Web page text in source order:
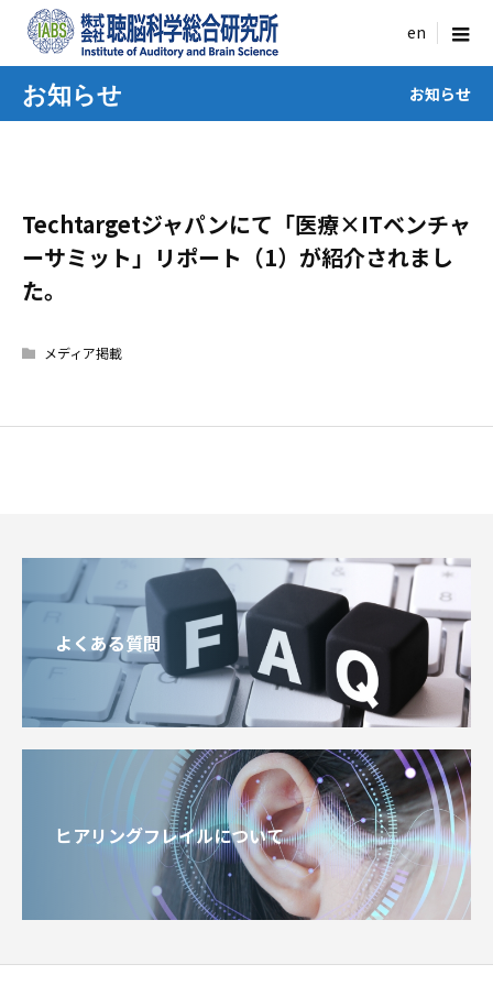
menu
お知らせ お知らせ
Techtargetジャパンにて「医療×ITベンチャ
ーサミット」リポート（1）が紹介されまし
た。
メディア掲載
よくある質問
ヒアリングフレイルについて